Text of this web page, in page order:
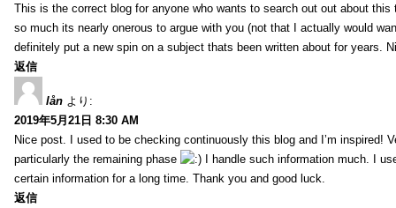
This is the correct blog for anyone who wants to search out out about this
so much its nearly onerous to argue with you (not that I actually would
definitely put a new spin on a subject thats been written about for years.
返信
lån より:
2019年5月21日 8:30 AM
Nice post. I used to be checking continuously this blog and I’m inspired!
particularly the remaining phase
I handle such information much. I
certain information for a long time. Thank you and good luck.
返信